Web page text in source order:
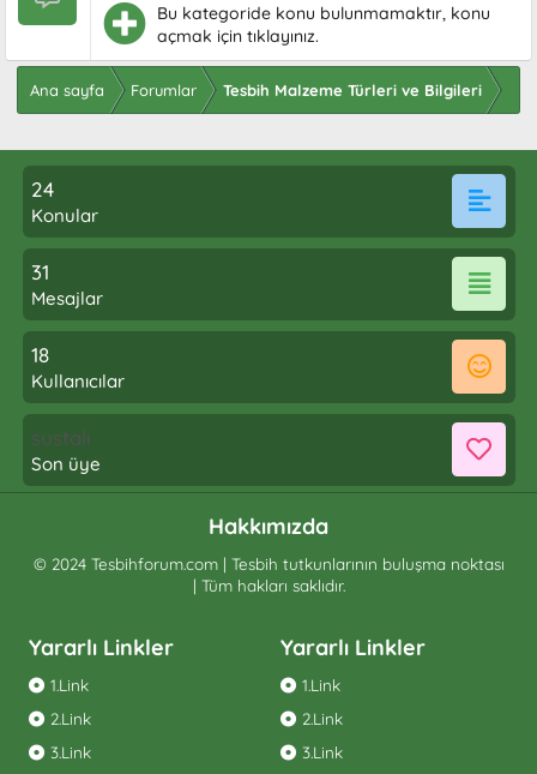
Bu kategoride konu bulunmamaktır, konu
açmak için tıklayınız.
Ana sayfa Forumlar Tesbih Malzeme Türleri ve Bilgileri
24
Konular
31
Mesajlar
18
Kullanıcılar
sustalı
Son üye
Hakkımızda
© 2024 Tesbihforum.com | Tesbih tutkunlarının buluşma noktası
| Tüm hakları saklıdır.
Yararlı Linkler
1.Link
2.Link
3.Link
Yararlı Linkler
1.Link
2.Link
3.Link